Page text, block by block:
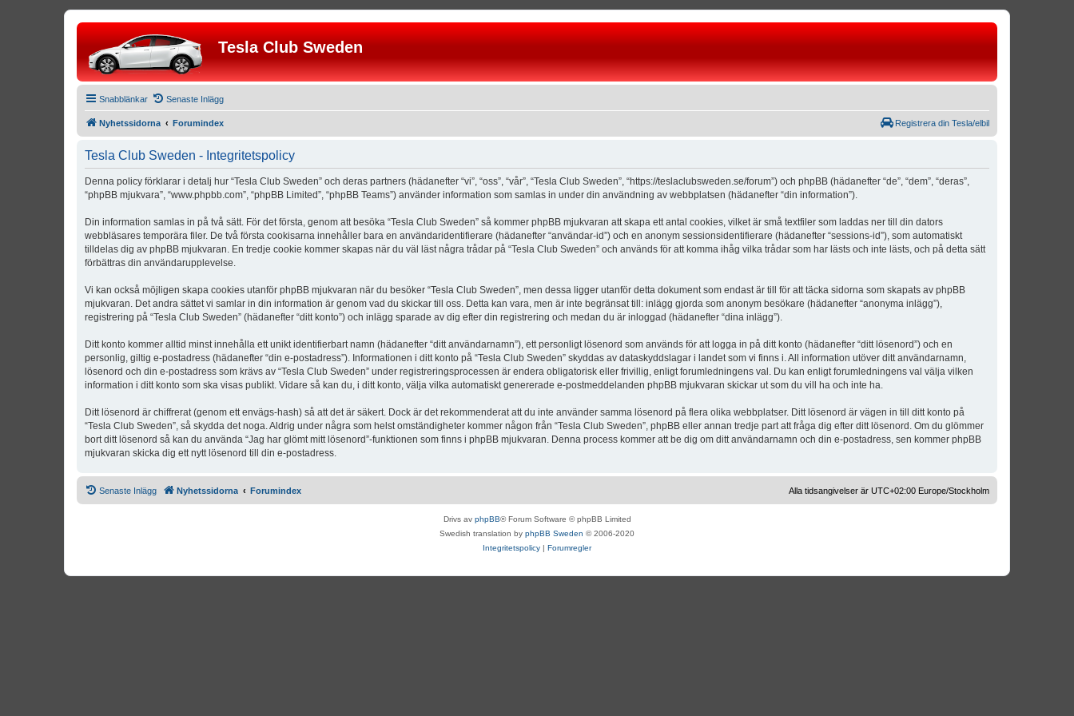
Tesla Club Sweden
Snabblänkar Senaste Inlägg
Nyhetssidorna Forumindex Registrera din Tesla/elbil
Tesla Club Sweden - Integritetspolicy
Denna policy förklarar i detalj hur “Tesla Club Sweden” och deras partners (hädanefter “vi”, “oss”, “vår”, “Tesla Club Sweden”, “https://teslaclubsweden.se/forum”) och phpBB (hädanefter “de”, “dem”, “deras”,
“phpBB mjukvara”, “www.phpbb.com”, “phpBB Limited”, “phpBB Teams”) använder information som samlas in under din användning av webbplatsen (hädanefter “din information”).
Din information samlas in på två sätt. För det första, genom att besöka “Tesla Club Sweden” så kommer phpBB mjukvaran att skapa ett antal cookies, vilket är små textfiler som laddas ner till din dators
webbläsares temporära filer. De två första cookisarna innehåller bara en användaridentifierare (hädanefter “användar-id”) och en anonym sessionsidentifierare (hädanefter “sessions-id”), som automatiskt
tilldelas dig av phpBB mjukvaran. En tredje cookie kommer skapas när du väl läst några trådar på “Tesla Club Sweden” och används för att komma ihåg vilka trådar som har lästs och inte lästs, och på detta sätt
förbättras din användarupplevelse.
Vi kan också möjligen skapa cookies utanför phpBB mjukvaran när du besöker “Tesla Club Sweden”, men dessa ligger utanför detta dokument som endast är till för att täcka sidorna som skapats av phpBB
mjukvaran. Det andra sättet vi samlar in din information är genom vad du skickar till oss. Detta kan vara, men är inte begränsat till: inlägg gjorda som anonym besökare (hädanefter “anonyma inlägg”),
registrering på “Tesla Club Sweden” (hädanefter “ditt konto”) och inlägg sparade av dig efter din registrering och medan du är inloggad (hädanefter “dina inlägg”).
Ditt konto kommer alltid minst innehålla ett unikt identifierbart namn (hädanefter “ditt användarnamn”), ett personligt lösenord som används för att logga in på ditt konto (hädanefter “ditt lösenord”) och en
personlig, giltig e-postadress (hädanefter “din e-postadress”). Informationen i ditt konto på “Tesla Club Sweden” skyddas av dataskyddslagar i landet som vi finns i. All information utöver ditt användarnamn,
lösenord och din e-postadress som krävs av “Tesla Club Sweden” under registreringsprocessen är endera obligatorisk eller frivillig, enligt forumledningens val. Du kan enligt forumledningens val välja vilken
information i ditt konto som ska visas publikt. Vidare så kan du, i ditt konto, välja vilka automatiskt genererade e-postmeddelanden phpBB mjukvaran skickar ut som du vill ha och inte ha.
Ditt lösenord är chiffrerat (genom ett envägs-hash) så att det är säkert. Dock är det rekommenderat att du inte använder samma lösenord på flera olika webbplatser. Ditt lösenord är vägen in till ditt konto på
“Tesla Club Sweden”, så skydda det noga. Aldrig under några som helst omständigheter kommer någon från “Tesla Club Sweden”, phpBB eller annan tredje part att fråga dig efter ditt lösenord. Om du glömmer
bort ditt lösenord så kan du använda “Jag har glömt mitt lösenord”-funktionen som finns i phpBB mjukvaran. Denna process kommer att be dig om ditt användarnamn och din e-postadress, sen kommer phpBB
mjukvaran skicka dig ett nytt lösenord till din e-postadress.
Senaste Inlägg Nyhetssidorna Forumindex Alla tidsangivelser är UTC+02:00 Europe/Stockholm
Drivs av phpBB® Forum Software © phpBB Limited
Swedish translation by phpBB Sweden © 2006-2020
Integritetspolicy | Forumregler